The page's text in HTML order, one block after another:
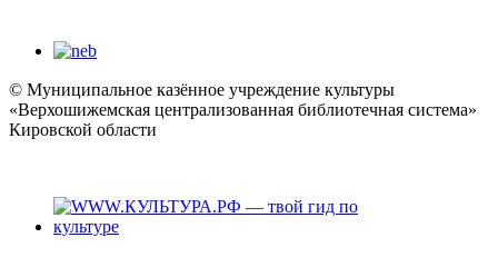
© Муниципальное казённое учреждение культуры
«Верхошижемская централизованная библиотечная система»
Кировской области